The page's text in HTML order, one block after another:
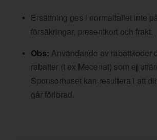
Ersättning ges i normalfallet inte
försäkringar, presentkort och frakt.
Obs: Användande av rabattkoder
rabatter (t ex Mecenat) som ej
Sponsorhuset kan resultera i att
går förlorad.